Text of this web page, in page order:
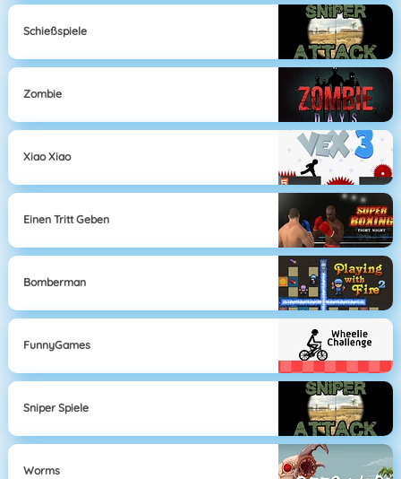
Schießspiele
Zombie
Xiao Xiao
Einen Tritt Geben
Bomberman
FunnyGames
Sniper Spiele
Worms